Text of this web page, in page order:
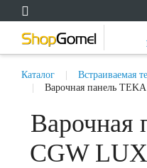
Каталог Встраиваемая
Варочная панель
Варочная
CGW